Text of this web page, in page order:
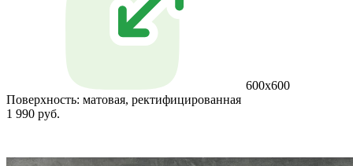
600x600
Поверхность: матовая, ректифицированная
1 990 руб.